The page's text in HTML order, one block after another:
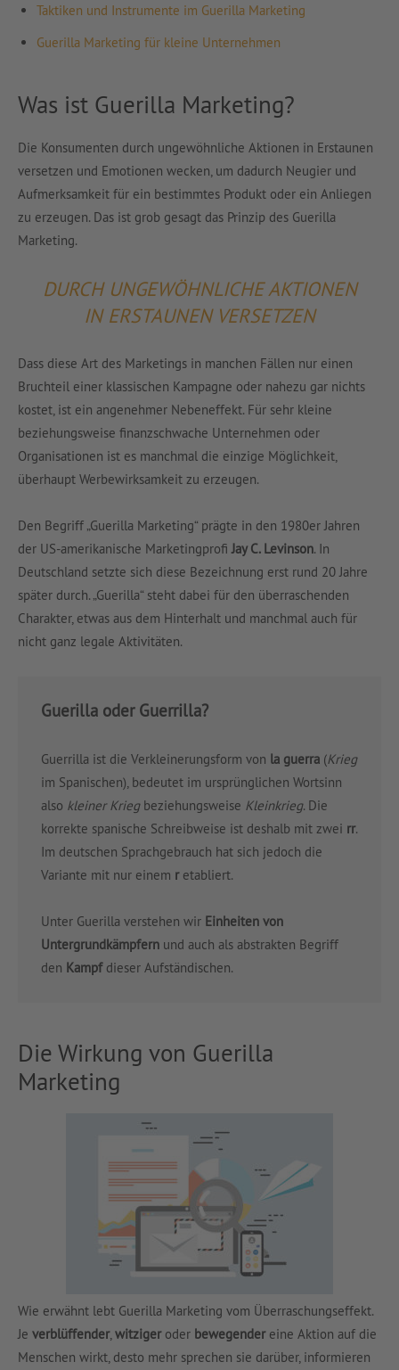
Taktiken und Instrumente im Guerilla Marketing
Guerilla Marketing für kleine Unternehmen
Was ist Guerilla Marketing?
Die Konsumenten durch ungewöhnliche Aktionen in Erstaunen
versetzen und Emotionen wecken, um dadurch Neugier und
Aufmerksamkeit für ein bestimmtes Produkt oder ein Anliegen
zu erzeugen. Das ist grob gesagt das Prinzip des Guerilla
Marketing.
DURCH UNGEWÖHNLICHE AKTIONEN
IN ERSTAUNEN VERSETZEN
Dass diese Art des Marketings in manchen Fällen nur einen
Bruchteil einer klassischen Kampagne oder nahezu gar nichts
kostet, ist ein angenehmer Nebeneffekt. Für sehr kleine
beziehungsweise finanzschwache Unternehmen oder
Organisationen ist es manchmal die einzige Möglichkeit,
überhaupt Werbewirksamkeit zu erzeugen.
Den Begriff „Guerilla Marketing“ prägte in den 1980er Jahren
der US-amerikanische Marketingprofi Jay C. Levinson. In
Deutschland setzte sich diese Bezeichnung erst rund 20 Jahre
später durch. „Guerilla“ steht dabei für den überraschenden
Charakter, etwas aus dem Hinterhalt und manchmal auch für
nicht ganz legale Aktivitäten.
Guerilla oder Guerrilla?
Guerrilla ist die Verkleinerungsform von la guerra (Krieg
im Spanischen), bedeutet im ursprünglichen Wortsinn
also kleiner Krieg beziehungsweise Kleinkrieg. Die
korrekte spanische Schreibweise ist deshalb mit zwei rr.
Im deutschen Sprachgebrauch hat sich jedoch die
Variante mit nur einem retabliert.
Unter Guerilla verstehen wir Einheiten von
Untergrundkämpfern und auch als abstrakten Begriff
den Kampfdieser Aufständischen.
Die Wirkung von Guerilla
Marketing
Wie erwähnt lebt Guerilla Marketing vom Überraschungseffekt.
Je verblüffender, witzigeroder bewegendereine Aktion auf die
Menschen wirkt, desto mehr sprechen sie darüber, informieren